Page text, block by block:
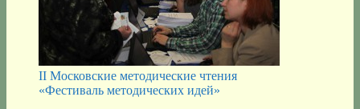
II Московские методические чтения
«Фестиваль методических идей»